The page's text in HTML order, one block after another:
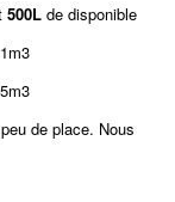
500L de disponible
de place. Nous